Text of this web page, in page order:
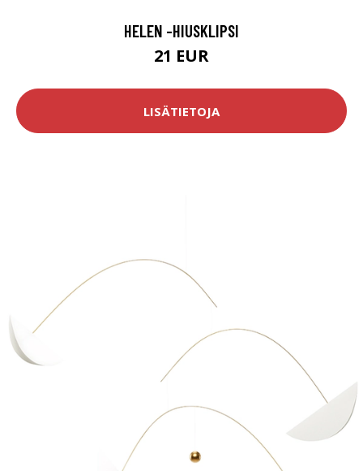
HELEN -HIUSKLIPSI
21 EUR
LISÄTIETOJA